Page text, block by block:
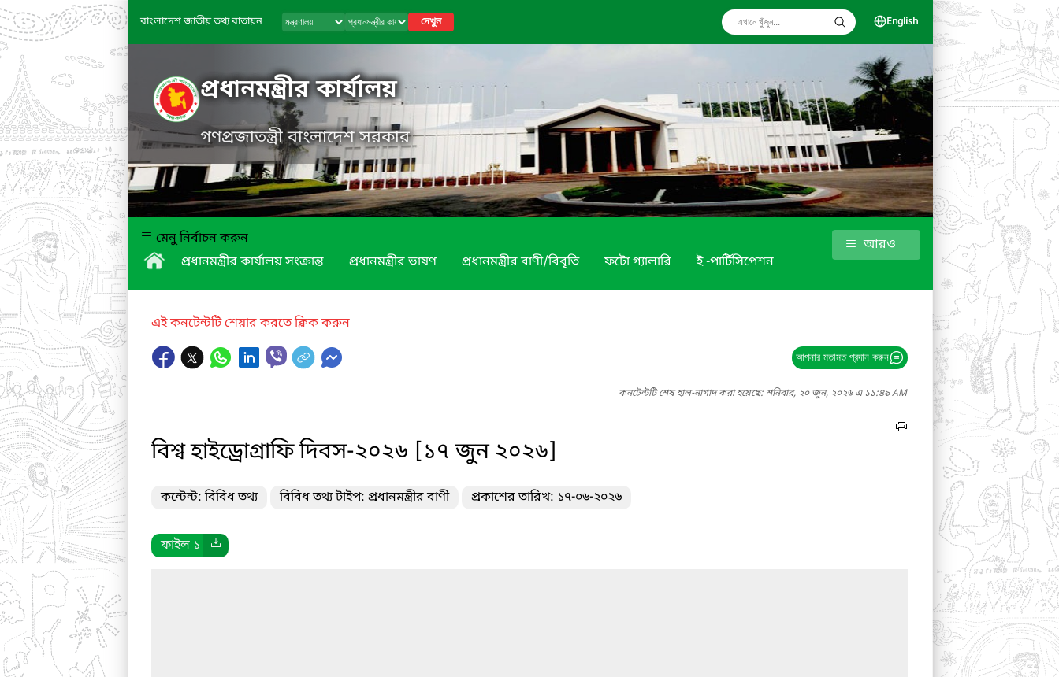
বাংলাদেশ জাতীয় তথ্য বাতায়ন দেখুন English
প্রধানমন্ত্রীর কার্যালয়
গণপ্রজাতন্ত্রী বাংলাদেশ সরকার
মেনু নির্বাচন করুন
প্রধানমন্ত্রীর কার্যালয় সংক্রান্ত
প্রধানমন্ত্রীর ভাষণ প্রধানমন্ত্রীর বাণী/বিবৃতি ফটো গ্যালারি ই -পার্টিসিপেশন
আরও
এই কনটেন্টটি শেয়ার করতে ক্লিক করুন
আপনার মতামত প্রদান করুন
কনটেন্টটি শেষ হাল-নাগাদ করা হয়েছে: শনিবার, ২০ জুন, ২০২৬ এ ১১:৪৯ AM
বিশ্ব হাইড্রোগ্রাফি দিবস-২০২৬ [১৭ জুন ২০২৬]
কন্টেন্ট: বিবিধ তথ্য বিবিধ তথ্য টাইপ: প্রধানমন্ত্রীর বাণী প্রকাশের তারিখ: ১৭-০৬-২০২৬
ফাইল ১